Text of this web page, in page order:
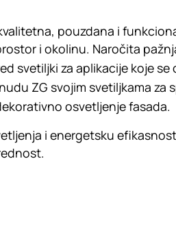
pouzdana i
i okolinu. Naročita
svetiljki za aplikacije koje
ZG svojim svetiljkama
osvetljenje fasada.
i energetsku